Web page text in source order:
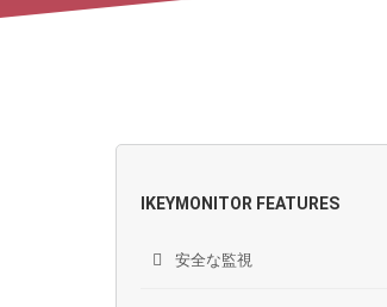
IKEYMONITOR FEATURES
安全な監視